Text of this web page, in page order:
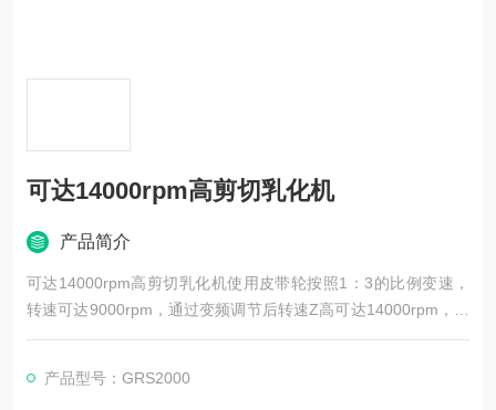
可达14000rpm高剪切乳化机
产品简介
可达14000rpm高剪切乳化机使用皮带轮按照1：3的比例变速，
转速可达9000rpm，通过变频调节后转速Z高可达14000rpm，是
普通国产乳化机转速的3-4倍，立式分体式三级 管线式高剪切乳
构，使植物甾醇分散乳化均质效果达到状态。
产品型号：GRS2000